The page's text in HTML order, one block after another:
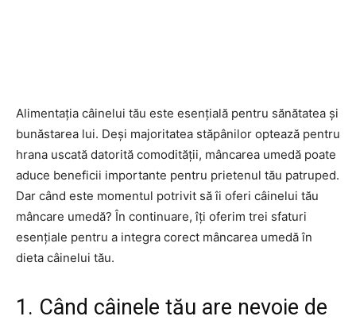
Alimentația câinelui tău este esențială pentru sănătatea și
bunăstarea lui. Deși majoritatea stăpânilor optează pentru
hrana uscată datorită comodității, mâncarea umedă poate
aduce beneficii importante pentru prietenul tău patruped.
Dar când este momentul potrivit să îi oferi câinelui tău
mâncare umedă? În continuare, îți oferim trei sfaturi
esențiale pentru a integra corect mâncarea umedă în
dieta câinelui tău.
1. Când câinele tău are nevoie de